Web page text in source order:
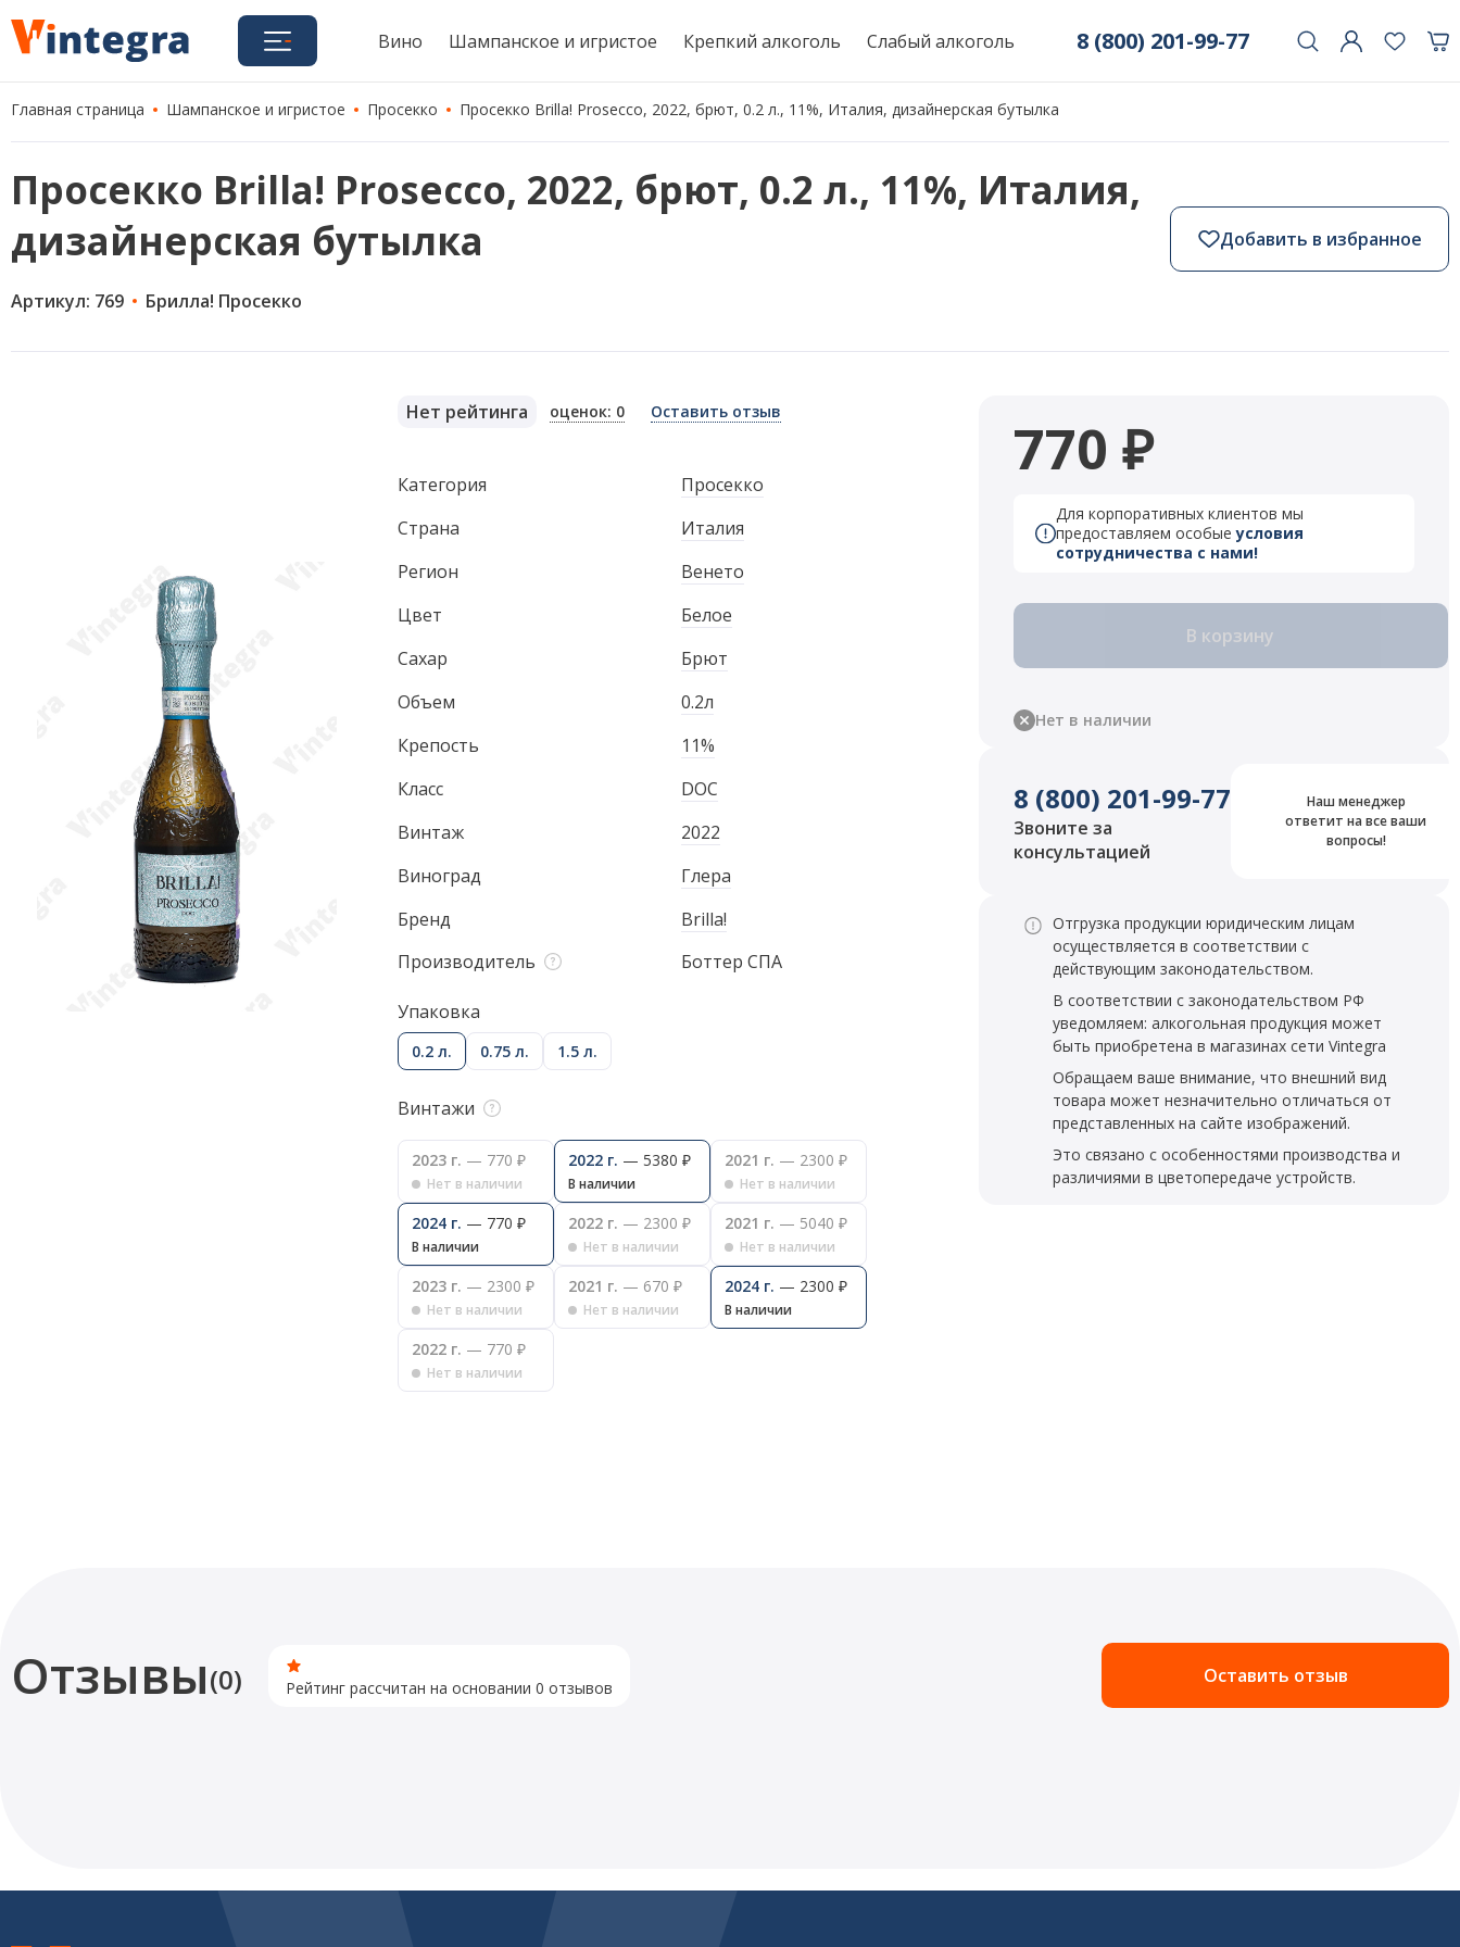
Вино Шампанское и игристое Крепкий алкоголь Слабый алкоголь 8 (800) 201-99-77
Главная страница Шампанское и игристое Просекко Просекко Brilla! Prosecco, 2022, брют, 0.2 л., 11%, Италия, дизайнерская бутылка
Просекко Brilla! Prosecco, 2022, брют, 0.2 л., 11%, Италия,
дизайнерская бутылка
Артикул: 769 Брилла! Просекко
Добавить в избранное
Нет рейтинга оценок: 0 Оставить отзыв
Категория
Просекко
Страна
Италия
Регион
Венето
Цвет
Белое
Сахар
Брют
Объем
0.2л
Крепость
11%
Класс
DOC
Винтаж
2022
Виноград
Глера
Бренд
Brilla!
Производитель
Боттер СПА
Упаковка
0.2 л. 0.75 л. 1.5 л.
Винтажи
2023 г. — 770 ₽
Нет в наличии
2022 г. — 5380 ₽
В наличии
2021 г. — 2300 ₽
Нет в наличии
2024 г. — 770 ₽
В наличии
2022 г. — 2300 ₽
Нет в наличии
2021 г. — 5040 ₽
Нет в наличии
2023 г. — 2300 ₽
Нет в наличии
2021 г. — 670 ₽
Нет в наличии
2024 г. — 2300 ₽
В наличии
2022 г. — 770 ₽
Нет в наличии
770 ₽
Для корпоративных клиентов мы
предоставляем особыеусловия
сотрудничества с нами!
В корзину
Нет в наличии
8 (800) 201-99-77
Звоните за
консультацией
Наш менеджер
ответит на все ваши
вопросы!
Отгрузка продукции юридическим лицам
осуществляется в соответствии с
действующим законодательством.
В соответствии с законодательством РФ
уведомляем: алкогольная продукция может
быть приобретена в магазинах сети Vintegra
Обращаем ваше внимание, что внешний вид
товара может незначительно отличаться от
представленных на сайте изображений.
Это связано с особенностями производства и
различиями в цветопередаче устройств.
Отзывы(0) Рейтинг рассчитан на основании 0 отзывов Оставить отзыв